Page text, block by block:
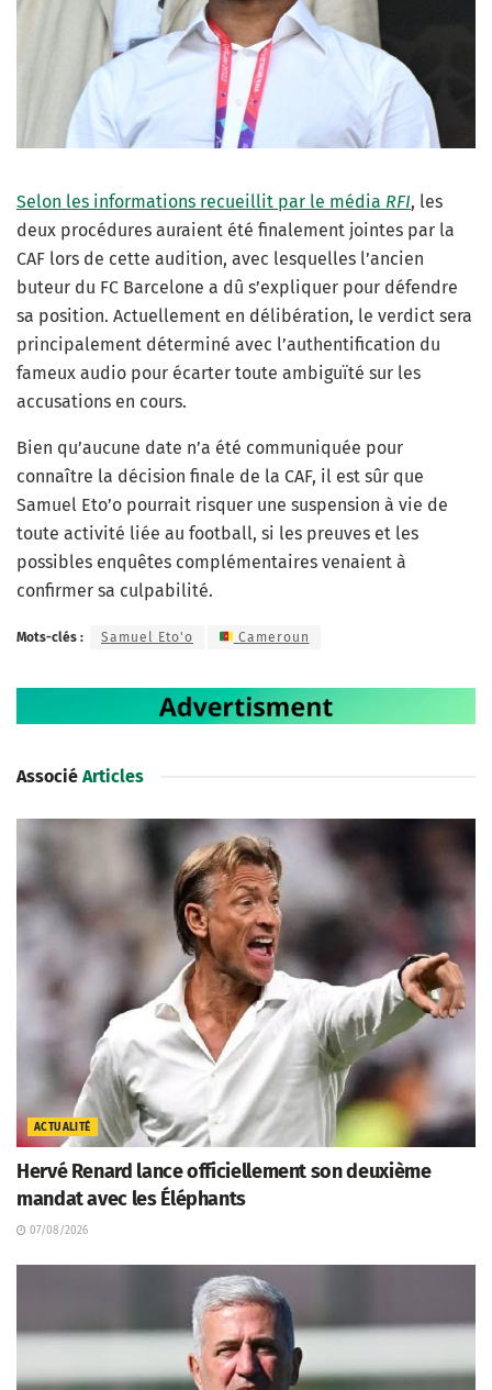
Selon les informations recueillit par le média RFI, les
deux procédures auraient été finalement jointes par la
CAF lors de cette audition, avec lesquelles l’ancien
buteur du FC Barcelone a dû s’expliquer pour défendre
sa position. Actuellement en délibération, le verdict sera
principalement déterminé avec l’authentification du
fameux audio pour écarter toute ambiguïté sur les
accusations en cours.
Bien qu’aucune date n’a été communiquée pour
connaître la décision finale de la CAF, il est sûr que
Samuel Eto’o pourrait risquer une suspension à vie de
toute activité liée au football, si les preuves et les
possibles enquêtes complémentaires venaient à
confirmer sa culpabilité.
Mots-clés : Samuel Eto'o Cameroun
Associé Articles
ACTUALITÉ
Hervé Renard lance officiellement son deuxième
mandat avec les Éléphants
07/08/2026